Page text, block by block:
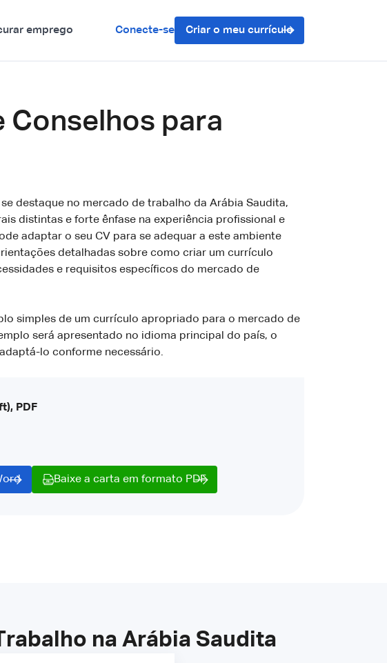
emprego Conecte-se Criar o meu currículo
Conselhos para
destaque no mercado de trabalho da Arábia Saudita,
distintas e forte ênfase na experiência profissional e
adaptar o seu CV para se adequar a este ambiente
detalhadas sobre como criar um currículo
e requisitos específicos do mercado de
simples de um currículo apropriado para o mercado de
será apresentado no idioma principal do país, o
lo conforme necessário.
PDF
Baixe a carta em formato PDF
na Arábia Saudita